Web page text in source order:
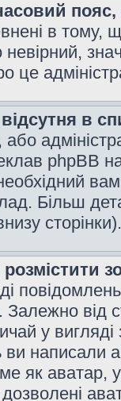
в тому,
це
в
phpBB
Більш
сторінки).
Залежно
у вигляді
ви написали
як аватар,